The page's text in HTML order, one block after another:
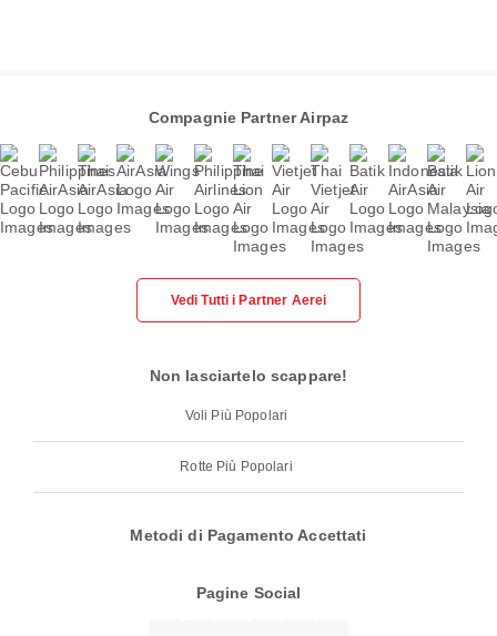
Compagnie Partner Airpaz
Vedi Tutti i Partner Aerei
Non lasciartelo scappare!
Voli Più Popolari
Rotte Più Popolari
Metodi di Pagamento Accettati
Pagine Social